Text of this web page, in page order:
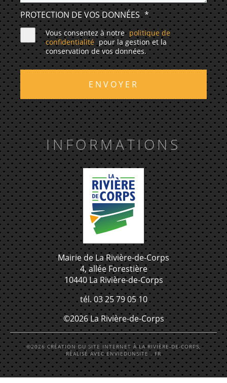
PROTECTION DE VOS DONNÉES *
Vous consentez à notre politique de
confidentialité pour la gestion et la
conservation de vos données.
ENVOYER
INFORMATIONS
Mairie de La Rivière-de-Corps
4, allée Forestière
10440 La Rivière-de-Corps
tél. 03 25 79 05 10
©2026 La Rivière-de-Corps
©2026 CRÉATION DU SITE INTERNET À LA RIVIÈRE-DE-CORPS,
RÉALISÉ AVEC ENVIEDUNSITE . FR